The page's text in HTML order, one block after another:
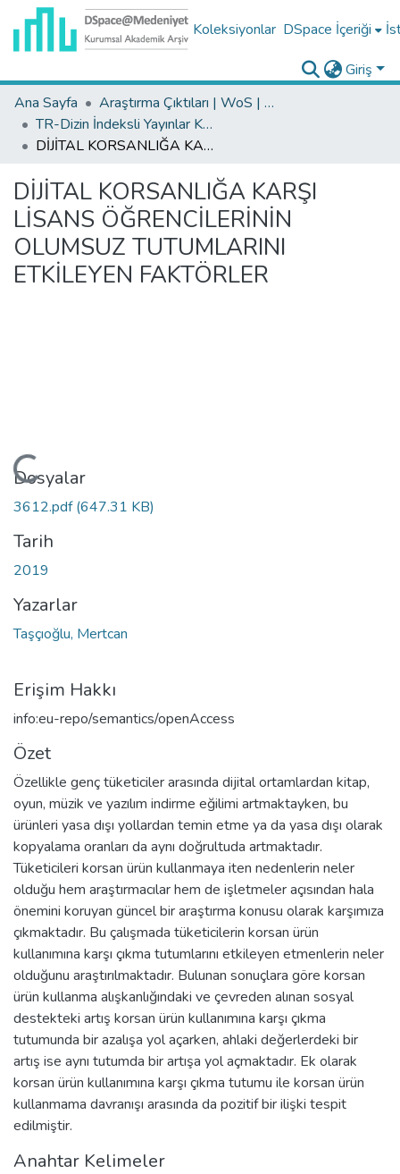
Koleksiyonlar DSpace İçeriği
Giriş
Ana Sayfa
Araştırma Çıktıları | WoS | Scopus | TR-Dizin | PubMed
TR-Dizin İndeksli Yayınlar Koleksiyonu
DİJİTAL KORSANLIĞA KARŞI LİSANS ÖĞRENCİLERİNİN OLUMSUZ TUTUMLARINI ETKİLEYEN FAKTÖRLER
DİJİTAL KORSANLIĞA KARŞI
LİSANS ÖĞRENCİLERİNİN
OLUMSUZ TUTUMLARINI
ETKİLEYEN FAKTÖRLER
Yükleniyor...
Dosyalar
3612.pdf(647.31 KB)
Tarih
2019
Yazarlar
Taşçıoğlu, Mertcan
Erişim Hakkı
info:eu-repo/semantics/openAccess
Özet
Özellikle genç tüketiciler arasında dijital ortamlardan kitap,
oyun, müzik ve yazılım indirme eğilimi artmaktayken, bu
ürünleri yasa dışı yollardan temin etme ya da yasa dışı olarak
kopyalama oranları da aynı doğrultuda artmaktadır.
Tüketicileri korsan ürün kullanmaya iten nedenlerin neler
olduğu hem araştırmacılar hem de işletmeler açısından hala
önemini koruyan güncel bir araştırma konusu olarak karşımıza
çıkmaktadır. Bu çalışmada tüketicilerin korsan ürün
kullanımına karşı çıkma tutumlarını etkileyen etmenlerin neler
olduğunu araştırılmaktadır. Bulunan sonuçlara göre korsan
ürün kullanma alışkanlığındaki ve çevreden alınan sosyal
destekteki artış korsan ürün kullanımına karşı çıkma
tutumunda bir azalışa yol açarken, ahlaki değerlerdeki bir
artış ise aynı tutumda bir artışa yol açmaktadır. Ek olarak
korsan ürün kullanımına karşı çıkma tutumu ile korsan ürün
kullanmama davranışı arasında da pozitif bir ilişki tespit
edilmiştir.
Anahtar Kelimeler